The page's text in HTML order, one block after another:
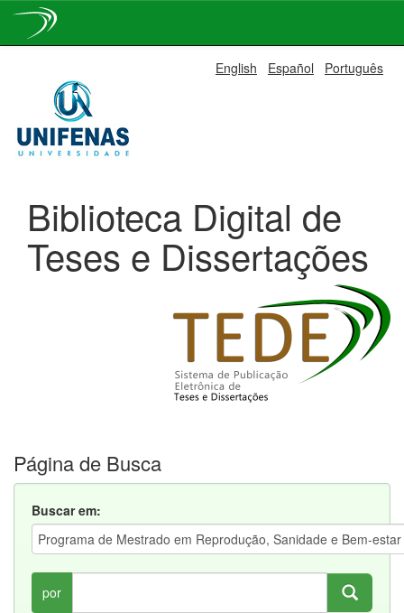
navigation
English Español Português
Biblioteca Digital de
Teses e Dissertações
Página de Busca
Buscar em:
por